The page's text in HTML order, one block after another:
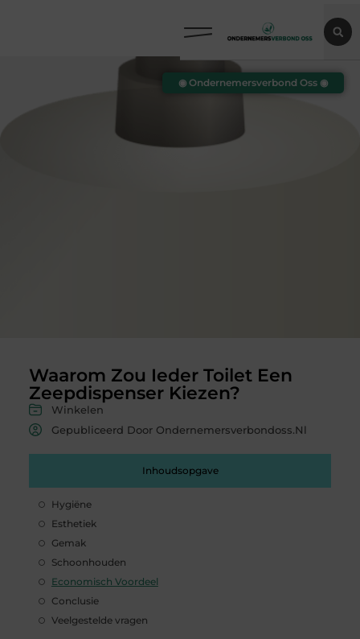
Waarom Zou Ieder Toilet Een
Zeepdispenser Kiezen?
Winkelen
Gepubliceerd Door Ondernemersverbondoss.nl
Inhoudsopgave
Hygiëne
Esthetiek
Gemak
Schoonhouden
Economisch Voordeel
Conclusie
Veelgestelde vragen
◉ Ondernemersverbond Oss ◉